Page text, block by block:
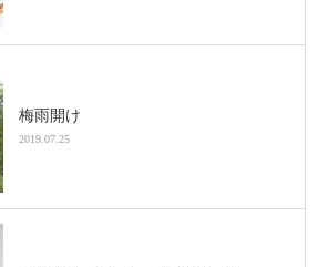
梅雨開け
2019.07.25